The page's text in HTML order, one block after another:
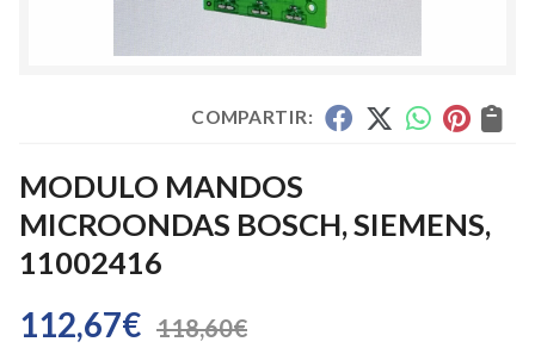
COMPARTIR:
MODULO MANDOS
MICROONDAS BOSCH, SIEMENS,
11002416
112,67€ 118,60€